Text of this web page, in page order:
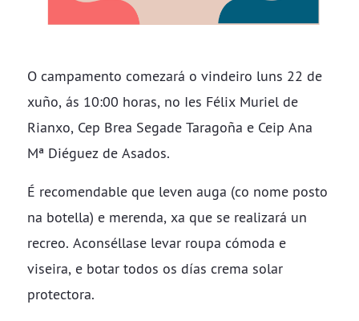
O campamento comezará o vindeiro luns 22 de
xuño, ás 10:00 horas, no Ies Félix Muriel de
Rianxo, Cep Brea Segade Taragoña e Ceip Ana
Mª Diéguez de Asados.
É recomendable que leven auga (co nome posto
na botella) e merenda, xa que se realizará un
recreo. Aconséllase levar roupa cómoda e
viseira, e botar todos os días crema solar
protectora.